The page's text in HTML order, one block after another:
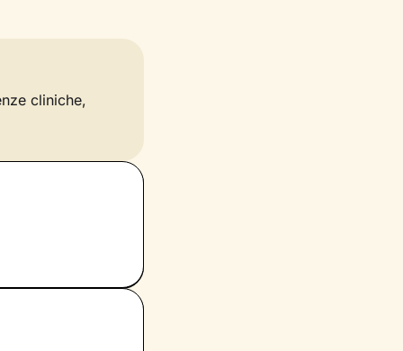
cliniche,